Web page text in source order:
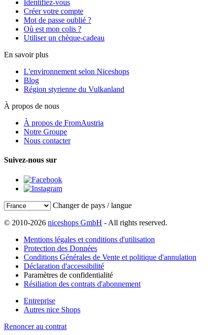
Identifiez-vous
Créer votre compte
Mot de passe oublié ?
Où est mon colis ?
Utiliser un chèque-cadeau
En savoir plus
L'environnement selon Niceshops
Blog
Région styrienne du Vulkanland
À propos de nous
À propos de FromAustria
Notre Groupe
Nous contacter
Suivez-nous sur
Changer de pays / langue
© 2010-2026 niceshops GmbH - All rights reserved.
Mentions légales et conditions d'utilisation
Protection des Données
Conditions Générales de Vente et politique d'annulation
Déclaration d'accessibilité
Paramètres de confidentialité
Résiliation des contrats d'abonnement
Entreprise
Autres nice Shops
Renoncer au contrat